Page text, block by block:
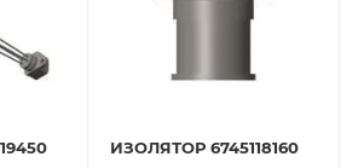
ИЗОЛЯТОР 6745118160